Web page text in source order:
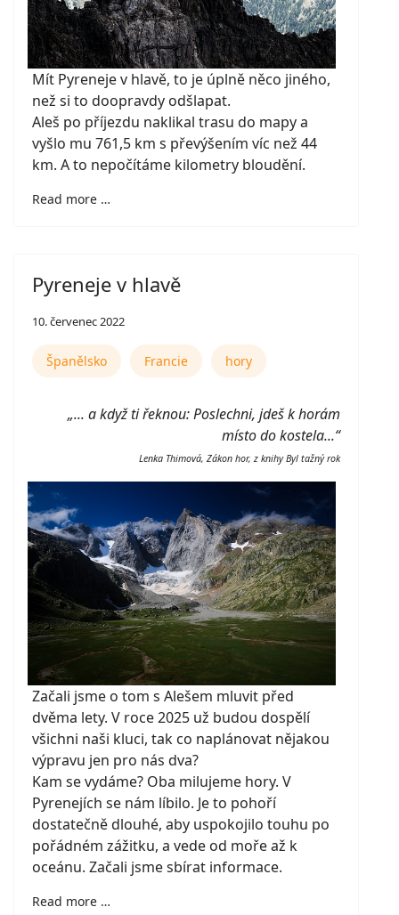
Mít Pyreneje v hlavě, to je úplně něco jiného,
než si to doopravdy odšlapat.
Aleš po příjezdu naklikal trasu do mapy a
vyšlo mu 761,5 km s převýšením víc než 44
km. A to nepočítáme kilometry bloudění.
Read more …
Pyreneje v hlavě
10. červenec 2022
Španělsko Francie hory
„... a když ti řeknou: Poslechni, jdeš k horám
místo do kostela...“
Lenka Thimová, Zákon hor, z knihy Byl tažný rok
Začali jsme o tom s Alešem mluvit před
dvěma lety. V roce 2025 už budou dospělí
všichni naši kluci, tak co naplánovat nějakou
výpravu jen pro nás dva?
Kam se vydáme? Oba milujeme hory. V
Pyrenejích se nám líbilo. Je to pohoří
dostatečně dlouhé, aby uspokojilo touhu po
pořádném zážitku, a vede od moře až k
oceánu. Začali jsme sbírat informace.
Read more …